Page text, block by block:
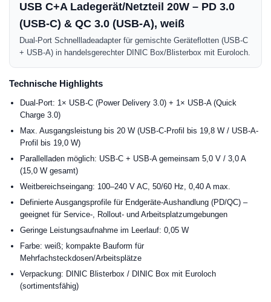
USB C+A Ladegerät/Netzteil 20W – PD 3.0
(USB-C) & QC 3.0 (USB-A), weiß
Dual-Port Schnellladeadapter für gemischte Geräteflotten (USB-C
+ USB-A) in handelsgerechter DINIC Box/Blisterbox mit Euroloch.
Technische Highlights
Dual-Port: 1× USB-C (Power Delivery 3.0) + 1× USB-A (Quick
Charge 3.0)
Max. Ausgangsleistung bis 20 W (USB-C-Profil bis 19,8 W / USB-A-
Profil bis 19,0 W)
Parallelladen möglich: USB-C + USB-A gemeinsam 5,0 V / 3,0 A
(15,0 W gesamt)
Weitbereichseingang: 100–240 V AC, 50/60 Hz, 0,40 A max.
Definierte Ausgangsprofile für Endgeräte-Aushandlung (PD/QC) –
geeignet für Service-, Rollout- und Arbeitsplatzumgebungen
Geringe Leistungsaufnahme im Leerlauf: 0,05 W
Farbe: weiß; kompakte Bauform für
Mehrfachsteckdosen/Arbeitsplätze
Verpackung: DINIC Blisterbox / DINIC Box mit Euroloch
(sortimentsfähig)